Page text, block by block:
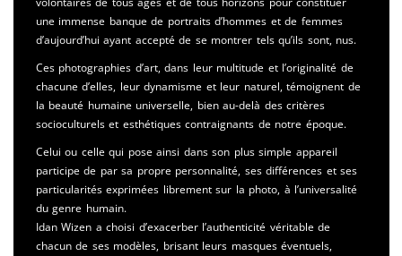
une immense banque de portraits d’hommes et de femmes
d’aujourd’hui ayant accepté de se montrer tels qu’ils sont, nus.
Ces photographies d’art, dans leur multitude et l’originalité de
chacune d’elles, leur dynamisme et leur naturel, témoignent de
la beauté humaine universelle, bien au-delà des critères
socioculturels et esthétiques contraignants de notre époque.
Celui ou celle qui pose ainsi dans son plus simple appareil
participe de par sa propre personnalité, ses différences et ses
particularités exprimées librement sur la photo, à l’universalité
du genre humain.
Idan Wizen a choisi d’exacerber l’authenticité véritable de
chacun de ses modèles, brisant leurs masques éventuels,